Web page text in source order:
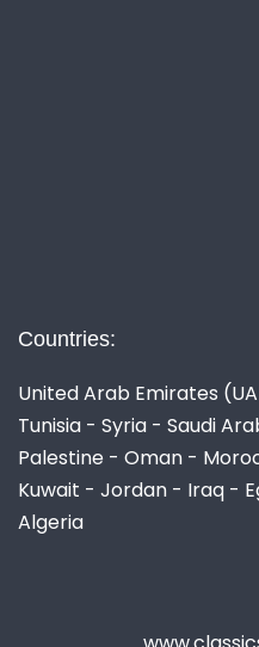
Countries:
United Arab Emirates
Tunisia - Syria - Saudi
Palestine - Oman -
Kuwait - Jordan - Iraq -
Algeria